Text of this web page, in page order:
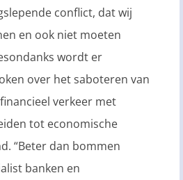
conflict, dat wij
en ook niet moeten
wordt er
over het saboteren van
verkeer met
tot economische
“Beter dan bommen
banken en